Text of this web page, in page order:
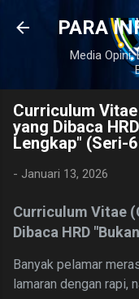
PARA
Media Opini,
Curriculum
yang Dibaca
Lengkap" (Seri-
- Januari 13, 2026
Curriculum Vitae
Dibaca HRD
Banyak pelamar
lamaran dengan rapi,